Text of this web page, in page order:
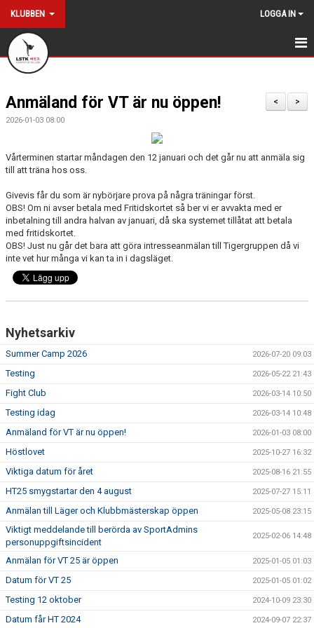
KLUBBEN LOGGA IN
TRÄNA HOS OSS
VÅRA GRUPPER
NYHETSBREV
AKTUELLT
KLUBBENS HISTORIA
KONTAKT
DOKUMENT
>
<
Anmäland för VT är nu öppen!
2026-01-03 08:00
Vårterminen startar måndagen den 12 januari och det går nu att anmäla sig
till att träna hos oss.
Givevis får du som är nybörjare prova på några träningar först.
OBS! Om ni avser betala med Fritidskortet så ber vi er avvakta med er
inbetalning till andra halvan av januari, då ska systemet tillåtat att betala
med fritidskortet.
OBS! Just nu går det bara att göra intresseanmälan till Tigergruppen då vi
inte vet hur många vi kan ta in i dagsläget.
Nyhetsarkiv
Summer Camp 2026 2026-07-20 09:03
Testing 2026-05-22 21:43
Fight Club 2026-03-14 10:50
Testing idag 2026-03-14 10:48
Anmäland för VT är nu öppen! 2026-01-03 08:00
Höstlovet 2025-10-27 16:32
Viktiga datum för året 2025-08-16 21:55
HT25 smygstartar den 4 august 2025-07-27 15:11
Anmälan till Läger och Klubbmästerskap öppen 2025-05-08 23:15
Viktigt meddelande till berörda av SportAdmins
personuppgiftsincident
2025-02-06 14:48
Anmälan för VT 25 är öppen 2025-01-05 01:03
Datum för VT 25 2025-01-05 01:02
Testing 12 oktober 2024-10-09 23:30
Datum får HT 2024 2024-09-07 22:37